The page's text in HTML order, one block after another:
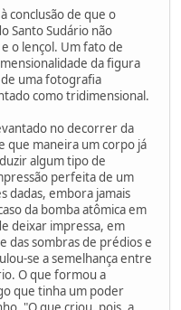
conclusão de que o
Santo Sudário não
o lençol. Um fato de
da figura
de uma fotografia
como tridimensional.
no decorrer da
que maneira um corpo já
algum tipo de
perfeita de um
dadas, embora jamais
da bomba atômica em
deixar impressa, em
das sombras de prédios e
se a semelhança entre
O que formou a
que tinha um poder